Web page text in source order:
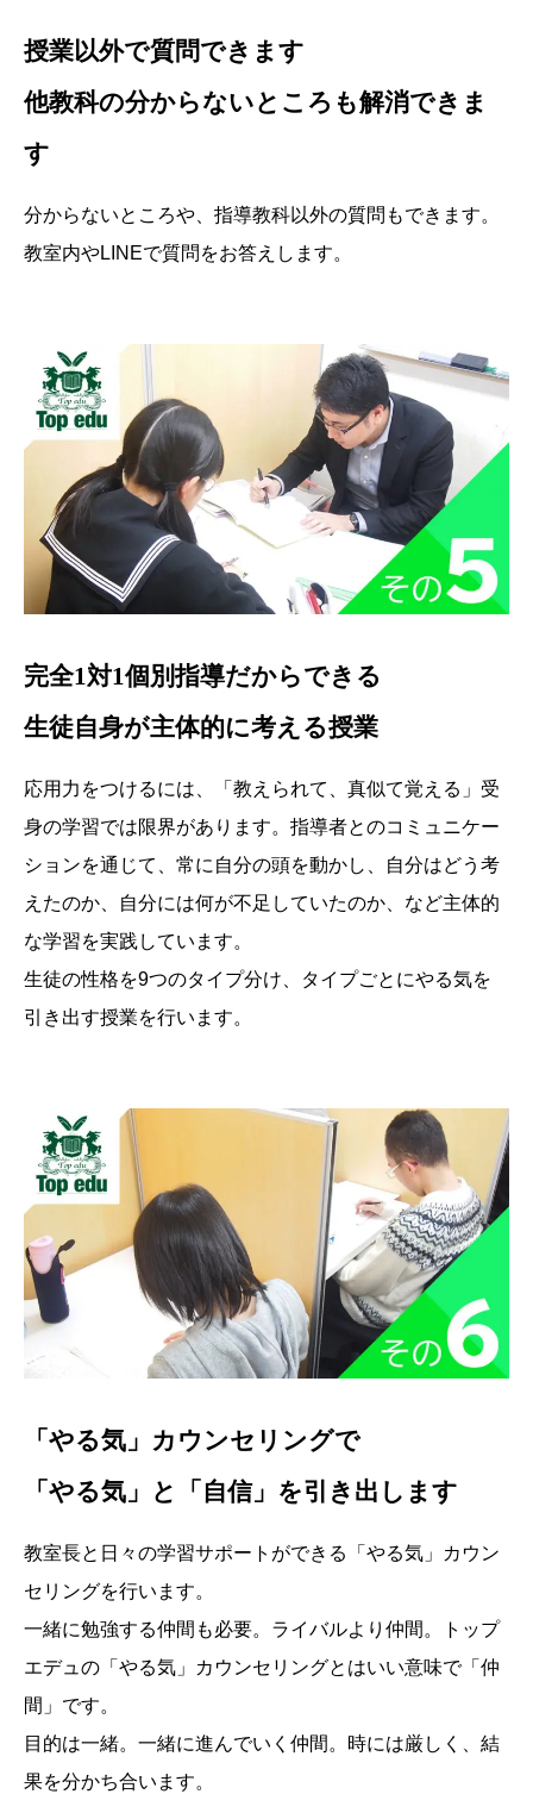
授業以外で質問できます
他教科の分からないところも解消できま
す
分からないところや、指導教科以外の質問もできます。
教室内やLINEで質問をお答えします。
完全1対1個別指導だからできる
生徒自身が主体的に考える授業
応用力をつけるには、「教えられて、真似て覚える」受
身の学習では限界があります。指導者とのコミュニケー
ションを通じて、常に自分の頭を動かし、自分はどう考
えたのか、自分には何が不足していたのか、など主体的
な学習を実践しています。
生徒の性格を9つのタイプ分け、タイプごとにやる気を
引き出す授業を行います。
「やる気」カウンセリングで
「やる気」と「自信」を引き出します
教室長と日々の学習サポートができる「やる気」カウン
セリングを行います。
一緒に勉強する仲間も必要。ライバルより仲間。トップ
エデュの「やる気」カウンセリングとはいい意味で「仲
間」です。
目的は一緒。一緒に進んでいく仲間。時には厳しく、結
果を分かち合います。